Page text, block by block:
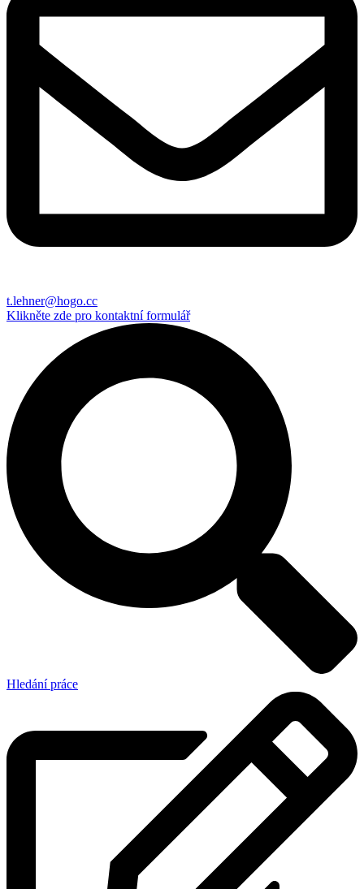
t.lehner@hogo.cc
Klikněte zde pro kontaktní formulář
Hledání práce